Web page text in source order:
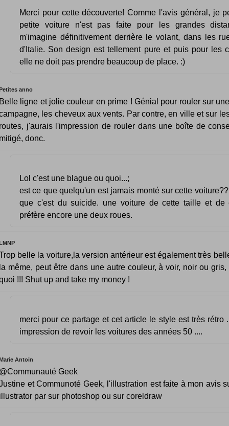
Merci pour cette découverte! Comme l'avis général, je
petite voiture n'est pas faite pour les grandes
m'imagine définitivement derrière le volant, dans les
d'Italie. Son design est tellement pure et puis pour les
elle ne doit pas prendre beaucoup de place. :)
anno
ligne et jolie couleur en prime ! Génial pour rouler sur
les cheveux aux vents. Par contre, en ville et sur
j'aurais l'impression de rouler dans une boîte de
donc.
Lol c'est une blague ou quoi...;
est ce que quelqu'un est jamais monté sur cette
que c'est du suicide. une voiture de cette taille et de
préfère encore une deux roues.
belle la voiture,la version antérieur est également très
même, peut être dans une autre couleur, à voir, noir ou
!!! Shut up and take my money !
merci pour ce partage et cet article le style est très rétro
impression de revoir les voitures des années 50 ....
Antoin
Geek
et Communoté Geek, l'illustration est faite à mon avis
par sur photoshop ou sur coreldraw